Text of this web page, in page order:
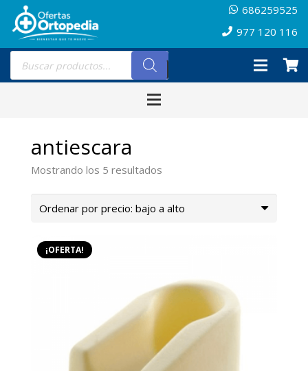
686259525
977 120 116
Búsqueda
productos
antiescara
Mostrando los 5 resultados
precio:
¡OFERTA!